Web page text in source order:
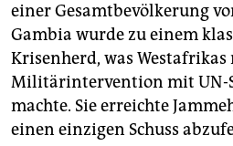
einer Gesamtbevölkerung
Gambia wurde zu einem
Krisenherd, was
Militärintervention mit UN-
machte. Sie erreichte
einen einzigen Schuss